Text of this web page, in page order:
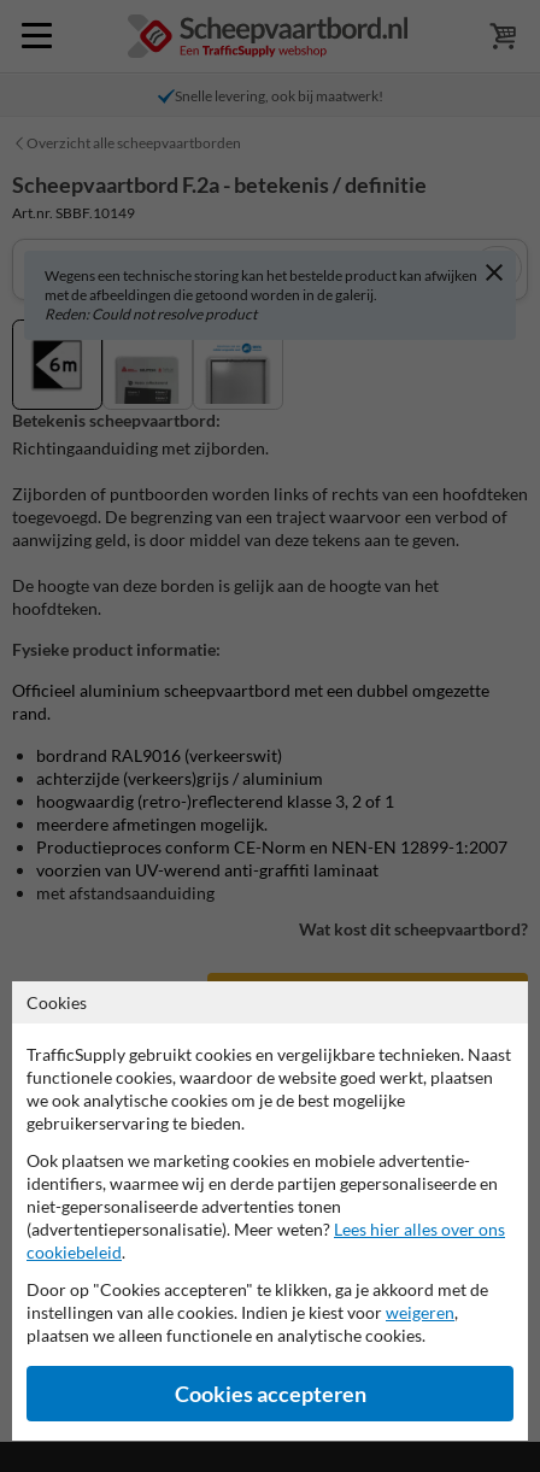
Snelle levering, ook bij maatwerk!
Overzicht alle scheepvaartborden
Scheepvaartbord in serie F
deze informatie printen
overzicht officiële scheepvaartborden
Scheepvaartbord.nl
Scheepvaartbord F.2a - betekenis / definitie
Art.nr. SBBF.10149
Wegens een technische storing kan het bestelde product kan afwijken
met de afbeeldingen die getoond worden in de galerij.
Reden: Could not resolve product
Betekenis scheepvaartbord:
Richtingaanduiding met zijborden.
Zijborden of puntboorden worden links of rechts van een hoofdteken
toegevoegd. De begrenzing van een traject waarvoor een verbod of
aanwijzing geld, is door middel van deze tekens aan te geven.
De hoogte van deze borden is gelijk aan de hoogte van het
hoofdteken.
Fysieke product informatie:
Officieel aluminium scheepvaartbord met een dubbel omgezette
rand.
bordrand RAL9016 (verkeerswit)
achterzijde (verkeers)grijs / aluminium
hoogwaardig (retro-)reflecterend klasse 3, 2 of 1
meerdere afmetingen mogelijk.
Productieproces conform CE-Norm en NEN-EN 12899-1:2007
voorzien van UV-werend anti-graffiti laminaat
met afstandsaanduiding
Wat kost dit scheepvaartbord?
Cookies
TrafficSupply gebruikt cookies en vergelijkbare technieken. Naast
functionele cookies, waardoor de website goed werkt, plaatsen
we ook analytische cookies om je de best mogelijke
gebruikerservaring te bieden.
Ook plaatsen we marketing cookies en mobiele advertentie-
identifiers, waarmee wij en derde partijen gepersonaliseerde en
niet-gepersonaliseerde advertenties tonen
(advertentiepersonalisatie). Meer weten? Lees hier alles over ons
cookiebeleid.
Door op "Cookies accepteren" te klikken, ga je akkoord met de
instellingen van alle cookies. Indien je kiest voorweigeren,
plaatsen we alleen functionele en analytische cookies.
Cookies accepteren